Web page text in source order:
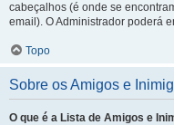
cabeçalhos (é onde se
email). O Administrador poderá
Topo
Sobre os Amigos e
O que é a Lista de Amigos e